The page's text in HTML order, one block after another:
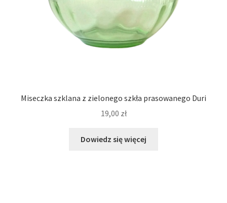
Miseczka szklana z zielonego szkła prasowanego Duri
19,00 zł
Dowiedz się więcej